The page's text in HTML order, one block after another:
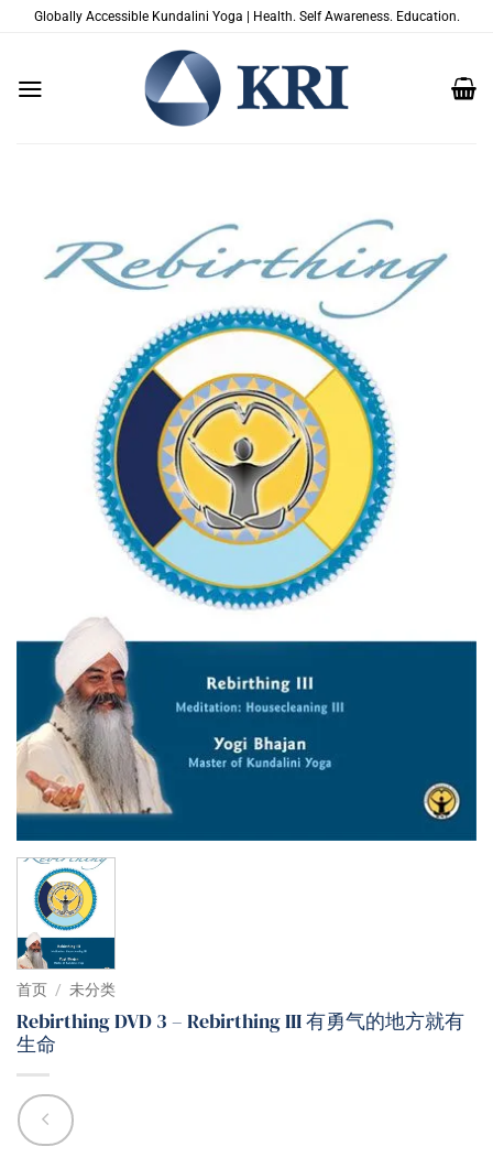
Globally Accessible Kundalini Yoga | Health. Self Awareness. Education.
首页 / 未分类
Rebirthing DVD 3 – Rebirthing III 有勇气的地方就有
生命